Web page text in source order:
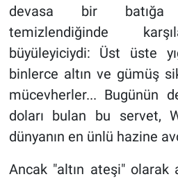
devasa bir batığa
temizlendiğinde
büyüleyiciydi: Üst üste
binlerce altın ve gümüş
mücevherler... Bugünün
doları bulan bu servet,
dünyanın en ünlü hazine
Ancak "altın ateşi" olarak